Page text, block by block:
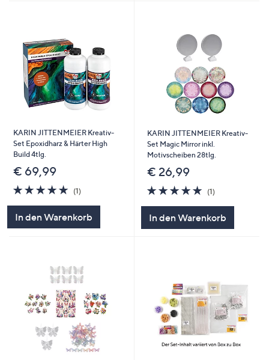
KARIN JITTENMEIER Kreativ-
Set Epoxidharz & Härter High
Build 4tlg.
€ 69,99
5.0
von
(1)
In den Warenkorb
KARIN JITTENMEIER Kreativ-
Set Magic Mirror inkl.
Motivscheiben 28tlg.
€ 26,99
5.0
von
(1)
In den Warenkorb